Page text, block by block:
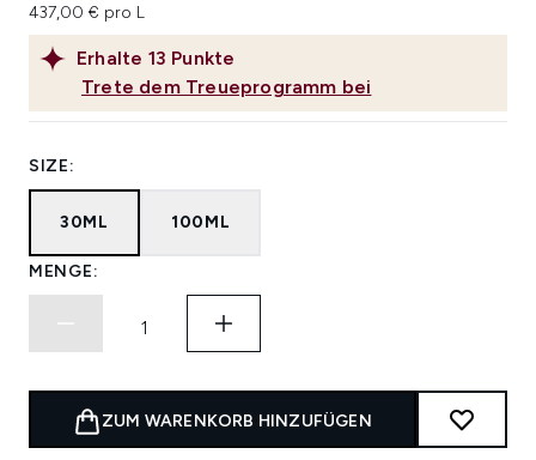
Erhalte 13 Punkte
Trete dem Treueprogramm bei
437,00 € pro L
SIZE:
30ML 100ML
MENGE:
ZUM WARENKORB HINZUFÜGEN